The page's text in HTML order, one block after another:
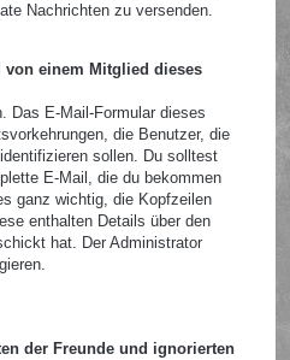
Nachrichten zu versenden.
von einem Mitglied dieses
Das E-Mail-Formular dieses
die Benutzer, die
sollen. Du solltest
E-Mail, die du bekommen
ganz wichtig, die Kopfzeilen
enthalten Details über den
hat. Der Administrator
der Freunde und ignorierten